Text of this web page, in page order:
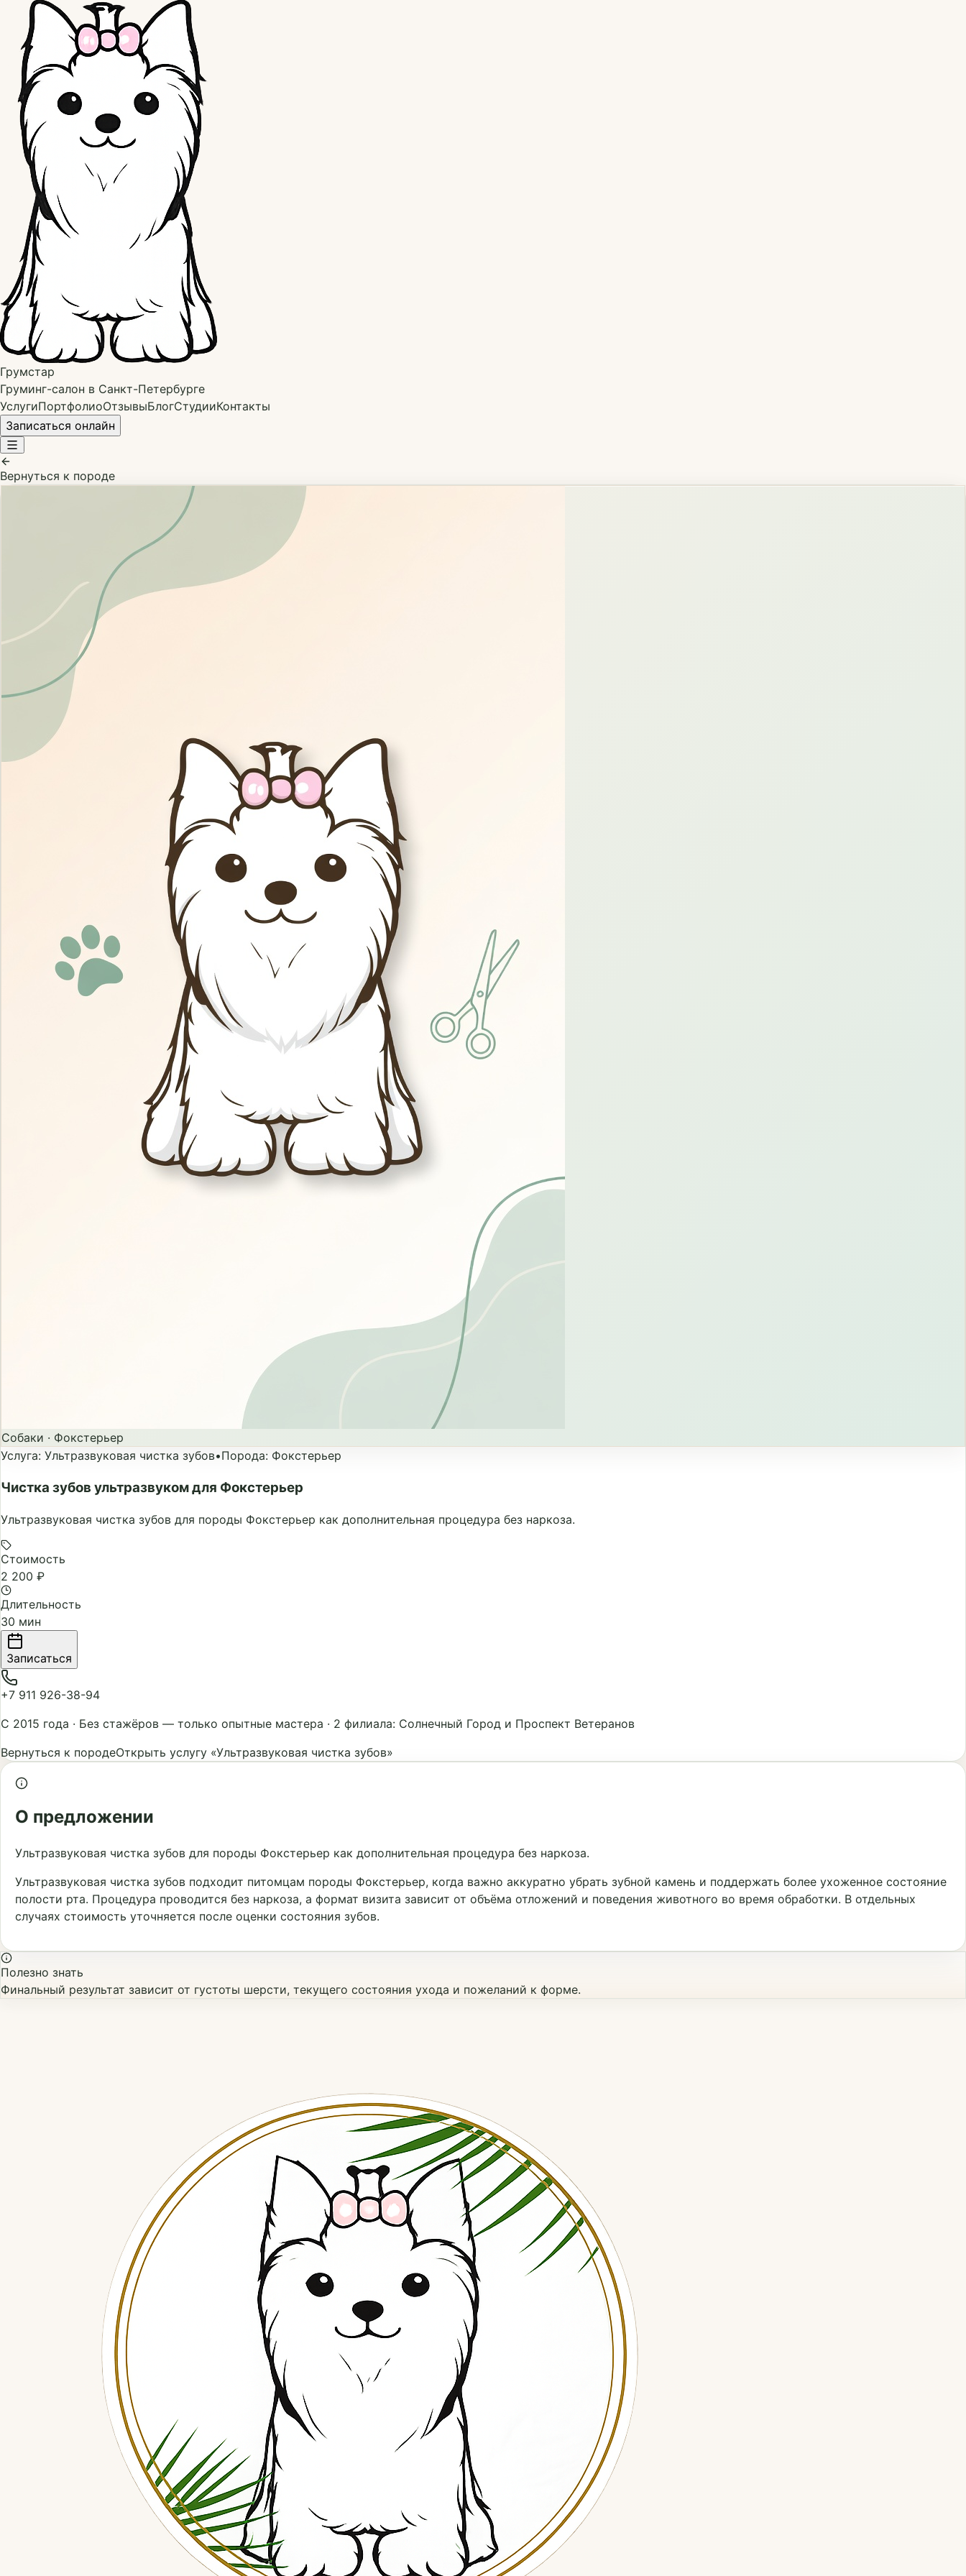
Грумстар
Груминг-салон в Санкт-Петербурге
УслугиПортфолиоОтзывыБлогСтудииКонтакты
Записаться онлайн
Вернуться к породе
Собаки · Фокстерьер
Услуга: Ультразвуковая чистка зубов•Порода: Фокстерьер
Чистка зубов ультразвуком для Фокстерьер
Ультразвуковая чистка зубов для породы Фокстерьер как дополнительная процедура без наркоза.
Стоимость
2 200 ₽
Длительность
30 мин
Записаться
+7 911 926-38-94
С 2015 года · Без стажёров — только опытные мастера · 2 филиала: Солнечный Город и Проспект Ветеранов
Вернуться к породеОткрыть услугу «Ультразвуковая чистка зубов»
О предложении
Ультразвуковая чистка зубов для породы Фокстерьер как дополнительная процедура без наркоза.
Ультразвуковая чистка зубов подходит питомцам породы Фокстерьер, когда важно аккуратно убрать зубной камень и поддержать более ухоженное состояние
полости рта. Процедура проводится без наркоза, а формат визита зависит от объёма отложений и поведения животного во время обработки. В отдельных
случаях стоимость уточняется после оценки состояния зубов.
Полезно знать
Финальный результат зависит от густоты шерсти, текущего состояния ухода и пожеланий к форме.